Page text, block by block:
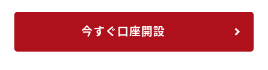
今すぐ口座開設